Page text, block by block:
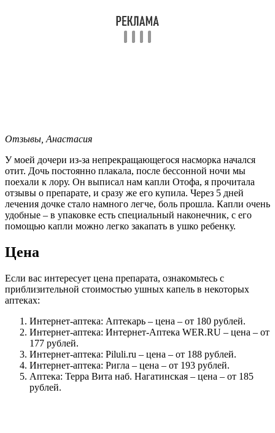
Отзывы, Анастасия
У моей дочери из-за непрекращающегося насморка начался
отит. Дочь постоянно плакала, после бессонной ночи мы
поехали к лору. Он выписал нам капли Отофа, я прочитала
отзывы о препарате, и сразу же его купила. Через 5 дней
лечения дочке стало намного легче, боль прошла. Капли очень
удобные – в упаковке есть специальный наконечник, с его
помощью капли можно легко закапать в ушко ребенку.
Цена
Если вас интересует цена препарата, ознакомьтесь с
приблизительной стоимостью ушных капель в некоторых
аптеках:
Интернет-аптека: Аптекарь – цена – от 180 рублей.
Интернет-аптека: Интернет-Аптека WER.RU – цена – от
177 рублей.
Интернет-аптека: Piluli.ru – цена – от 188 рублей.
Интернет-аптека: Ригла – цена – от 193 рублей.
Аптека: Терра Вита наб. Нагатинская – цена – от 185
рублей.